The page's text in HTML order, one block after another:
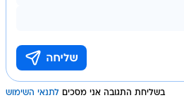
בשליחת התגובה אני מסכים לתנאי השימוש